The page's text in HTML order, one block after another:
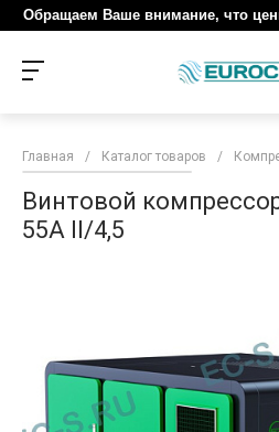
Обращаем Ваше внимание, что
Главная / Каталог товаров /
Винтовой
55A II/4,5